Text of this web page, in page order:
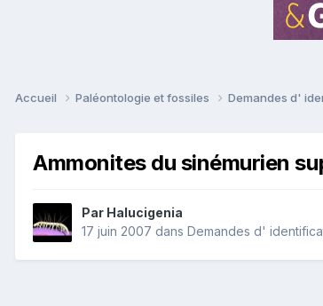
Accueil Paléontologie et fossiles Demandes d'
Ammonites du sinémurien
Par Halucigenia
17 juin 2007 dans Demandes d'